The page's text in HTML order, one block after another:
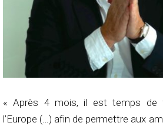
« Après 4 mois, il est temps de
l’Europe (…) afin de permettre aux